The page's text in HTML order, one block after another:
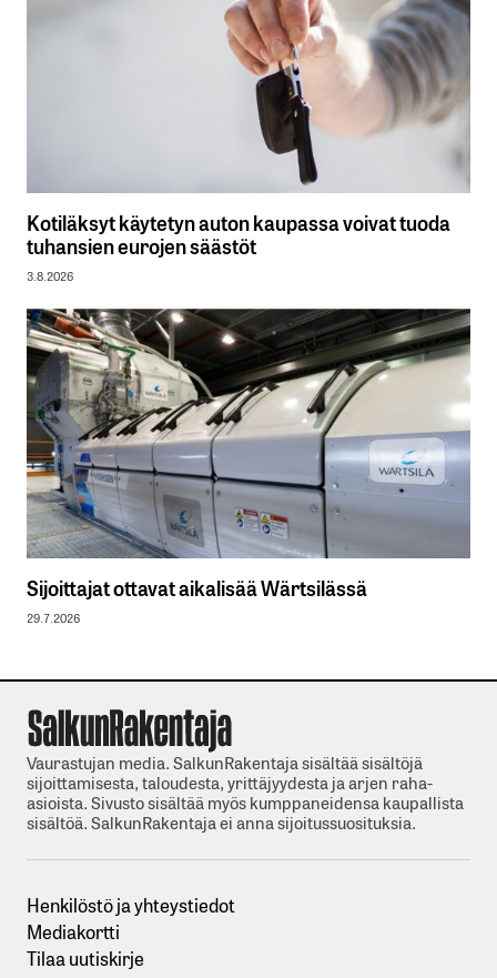
Kotiläksyt käytetyn auton kaupassa voivat tuoda
tuhansien eurojen säästöt
3.8.2026
Sijoittajat ottavat aikalisää Wärtsilässä
29.7.2026
Vaurastujan media. SalkunRakentaja sisältää sisältöjä
sijoittamisesta, taloudesta, yrittäjyydesta ja arjen raha-
asioista. Sivusto sisältää myös kumppaneidensa kaupallista
sisältöä. SalkunRakentaja ei anna sijoitussuosituksia.
Henkilöstö ja yhteystiedot
Mediakortti
Tilaa uutiskirje